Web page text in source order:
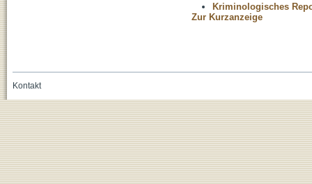
Kriminologisches
Zur Kurzanzeige
Kontakt